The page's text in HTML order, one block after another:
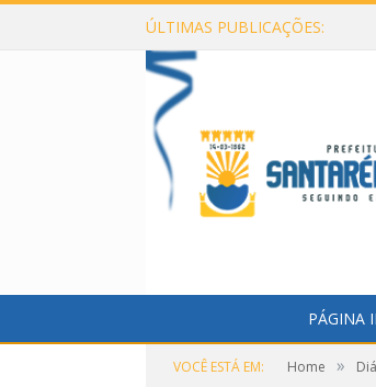
ÚLTIMAS PUBLICAÇÕES:
PÁGINA
VOCÊ ESTÁ EM: Home »